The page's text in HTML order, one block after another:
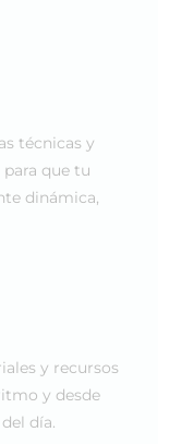
técnicas y
que tu
dinámica,
y recursos
y desde
día.